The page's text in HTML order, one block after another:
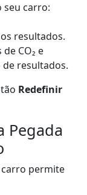
seu carro:
resultados.
CO₂ e
resultados.
Redefinir
Pegada
carro permite